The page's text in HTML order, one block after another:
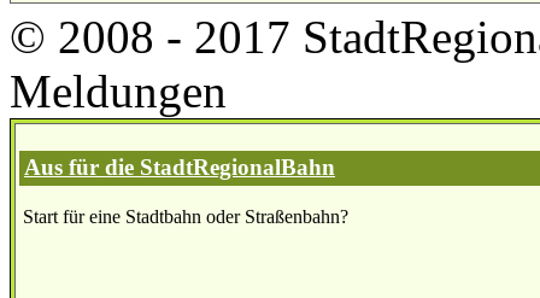
© 2008 - 2017
Meldungen
Aus für die StadtRegionalBahn
Start für eine Stadtbahn oder Straßenbahn?